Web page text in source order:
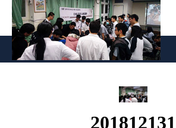
201812131
201812131